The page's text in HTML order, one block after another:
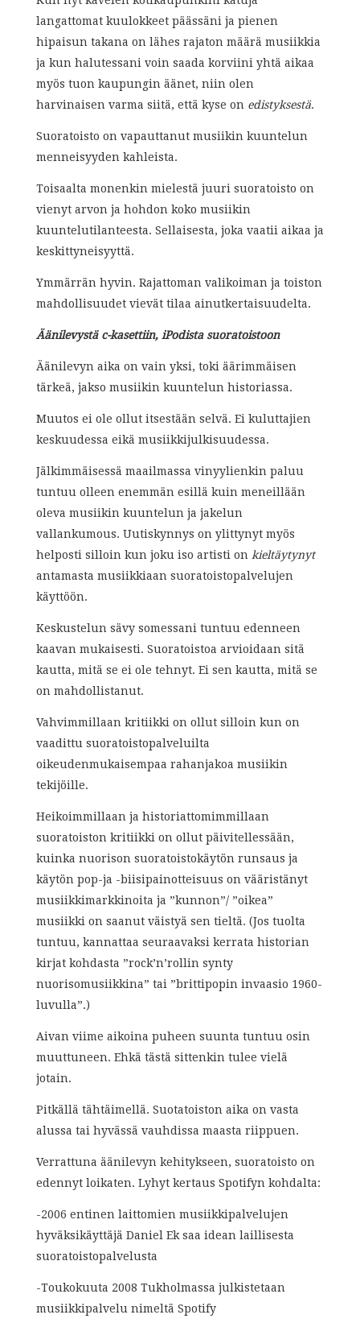
langattomat kuulokkeet päässäni ja pienen
hipaisun takana on lähes rajaton määrä musiikkia
ja kun halutessani voin saada korviini yhtä aikaa
myös tuon kaupungin äänet, niin olen
harvinaisen varma siitä, että kyse on edistyksestä.
Suoratoisto on vapauttanut musiikin kuuntelun
menneisyyden kahleista.
Toisaalta monenkin mielestä juuri suoratoisto on
vienyt arvon ja hohdon koko musiikin
kuuntelutilanteesta. Sellaisesta, joka vaatii aikaa ja
keskittyneisyyttä.
Ymmärrän hyvin. Rajattoman valikoiman ja toiston
mahdollisuudet vievät tilaa ainutkertaisuudelta.
Äänilevystä c-kasettiin, iPodista suoratoistoon
Äänilevyn aika on vain yksi, toki äärimmäisen
tärkeä, jakso musiikin kuuntelun historiassa.
Muutos ei ole ollut itsestään selvä. Ei kuluttajien
keskuudessa eikä musiikkijulkisuudessa.
Jälkimmäisessä maailmassa vinyylienkin paluu
tuntuu olleen enemmän esillä kuin meneillään
oleva musiikin kuuntelun ja jakelun
vallankumous. Uutiskynnys on ylittynyt myös
helposti silloin kun joku iso artisti on kieltäytynyt
antamasta musiikkiaan suoratoistopalvelujen
käyttöön.
Keskustelun sävy somessani tuntuu edenneen
kaavan mukaisesti. Suoratoistoa arvioidaan sitä
kautta, mitä se ei ole tehnyt. Ei sen kautta, mitä se
on mahdollistanut.
Vahvimmillaan kritiikki on ollut silloin kun on
vaadittu suoratoistopalveluilta
oikeudenmukaisempaa rahanjakoa musiikin
tekijöille.
Heikoimmillaan ja historiattomimmillaan
suoratoiston kritiikki on ollut päivitellessään,
kuinka nuorison suoratoistokäytön runsaus ja
käytön pop-ja -biisipainotteisuus on vääristänyt
musiikkimarkkinoita ja ”kunnon”/ ”oikea”
musiikki on saanut väistyä sen tieltä. (Jos tuolta
tuntuu, kannattaa seuraavaksi kerrata historian
kirjat kohdasta ”rock’n’rollin synty
nuorisomusiikkina” tai ”brittipopin invaasio 1960-
luvulla”.)
Aivan viime aikoina puheen suunta tuntuu osin
muuttuneen. Ehkä tästä sittenkin tulee vielä
jotain.
Pitkällä tähtäimellä. Suotatoiston aika on vasta
alussa tai hyvässä vauhdissa maasta riippuen.
Verrattuna äänilevyn kehitykseen, suoratoisto on
edennyt loikaten. Lyhyt kertaus Spotifyn kohdalta:
-2006 entinen laittomien musiikkipalvelujen
hyväksikäyttäjä Daniel Ek saa idean laillisesta
suoratoistopalvelusta
-Toukokuuta 2008 Tukholmassa julkistetaan
musiikkipalvelu nimeltä Spotify